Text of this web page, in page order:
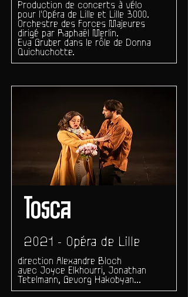
Production de concerts à vélo
pour l'Opéra de Lille et Lille 3000.
Orchestre des Forces Majeures
dirigé par Raphaël Merlin.
Eva Gruber dans le rôle de Donna
Quichuchotte.
Tosca
2021 - Opéra de Lille
direction Alexandre Bloch
avec Joyce Elkhourri, Jonathan
Tetelmann, Gevorg Hakobyan...